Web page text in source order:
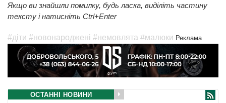
Якщо ви знайшли помилку, будь ласка, виділіть частину
тексту і натисніть Ctrl+Enter
#діти #новонароджені #немовлята #малюки Реклама
ОСТАННІ НОВИНИ